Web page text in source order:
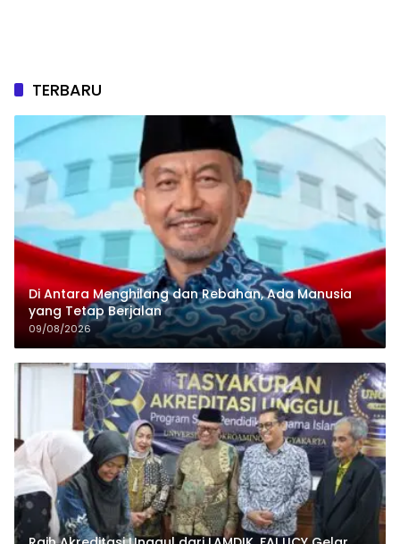
TERBARU
Di Antara Menghilang dan Rebahan, Ada Manusia
yang Tetap Berjalan
09/08/2026